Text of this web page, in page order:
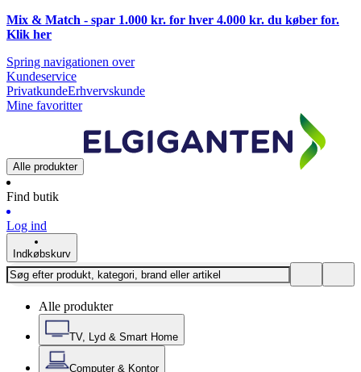
Mix & Match - spar 1.000 kr. for hver 4.000 kr. du køber for.
Klik her
Spring navigationen over
Kundeservice
PrivatkundeErhvervskunde
Mine favoritter
Alle produkter
Find butik
Log ind
Indkøbskurv
Alle produkter
TV, Lyd & Smart Home
Computer & Kontor